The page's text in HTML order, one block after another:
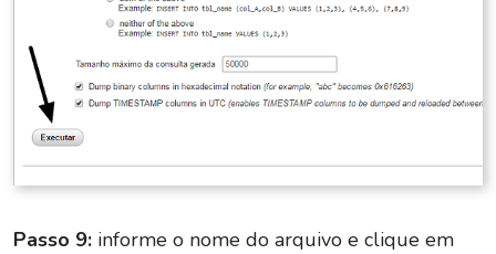
Passo 9: informe o nome do arquivo e clique em